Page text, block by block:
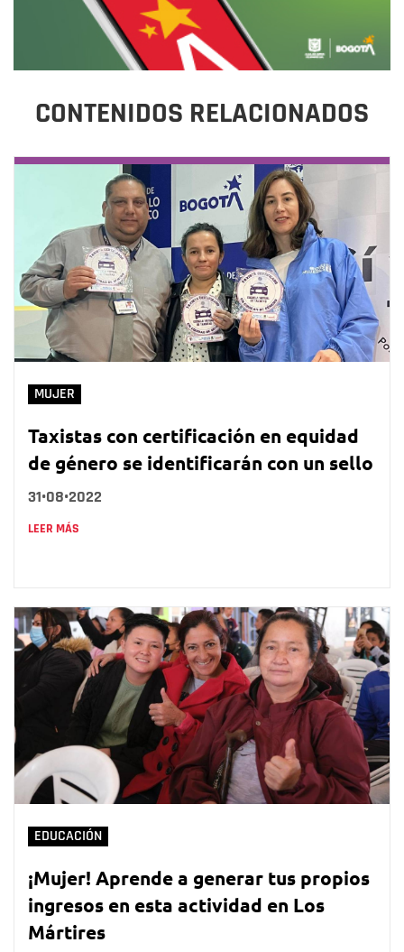
CONTENIDOS RELACIONADOS
MUJER
Taxistas con certificación en equidad
de género se identificarán con un sello
31•08•2022
LEER MÁS
EDUCACIÓN
¡Mujer! Aprende a generar tus propios
ingresos en esta actividad en Los
Mártires